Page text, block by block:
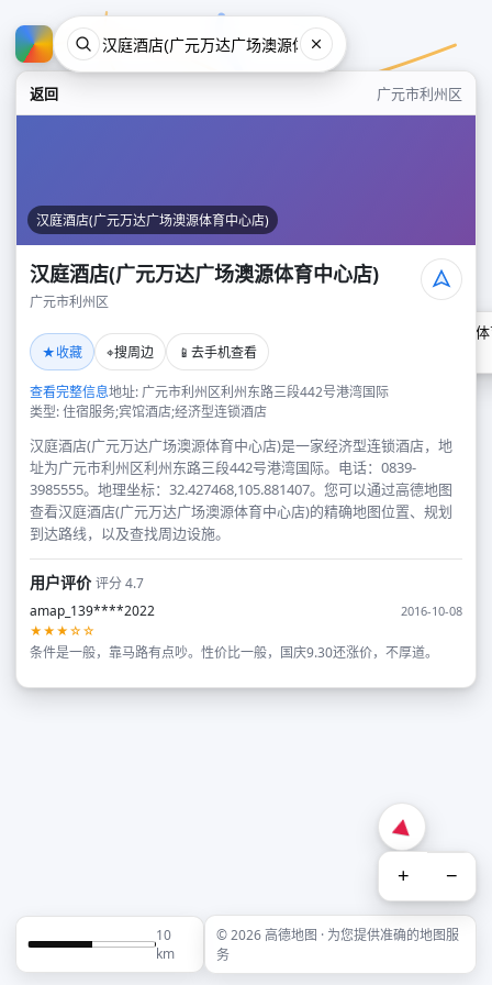
返回 广元市利州区
汉庭酒店(广元万达广场澳源体育中心店)
汉庭酒店(广元万达广场澳源体育中心店)
广元市利州区
★收藏 ⌖搜周边 📱 去手机查看
查看完整信息地址: 广元市利州区利州东路三段442号港湾国际
类型: 住宿服务;宾馆酒店;经济型连锁酒店
汉庭酒店(广元万达广场澳源体育中心店)是一家经济型连锁酒店，地
址为广元市利州区利州东路三段442号港湾国际。电话：0839-
3985555。地理坐标：32.427468,105.881407。您可以通过高德地图
查看汉庭酒店(广元万达广场澳源体育中心店)的精确地图位置、规划
到达路线，以及查找周边设施。
用户评价评分 4.7
amap_139****2022
2016-10-08
★★★☆☆
条件是一般，靠马路有点吵。性价比一般，国庆9.30还涨价，不厚道。
汉庭酒店(广元万达广场澳源
+ −
10
km
© 2026 高德地图 · 为您提供准确的地图服
务